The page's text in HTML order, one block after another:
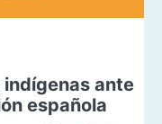
ante
española